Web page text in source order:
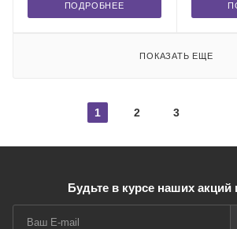
ПОДРОБНЕЕ
ПОКАЗАТЬ ЕЩЕ
1 2 3
Будьте в курсе наших акций